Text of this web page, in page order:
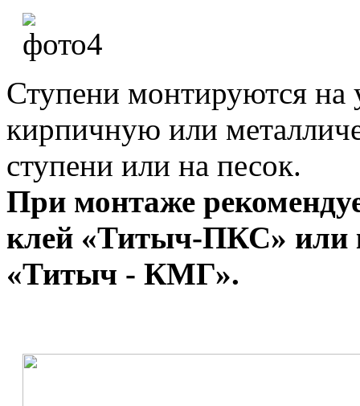
Ступени монтируются на
кирпичную или
ступени или на песок.
При монтаже
клей «Титыч-ПКС» или
«Титыч - КМГ».